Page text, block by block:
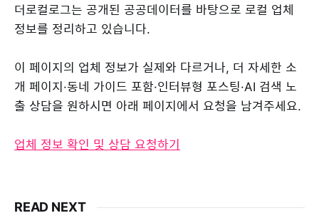
더로컬로그는 공개된 공공데이터를 바탕으로 로컬 업체
정보를 정리하고 있습니다.
이 페이지의 업체 정보가 실제와 다르거나, 더 자세한 소
개 페이지·동네 가이드 포함·인터뷰형 포스팅·AI 검색 노
출 상담을 원하시면 아래 페이지에서 요청을 남겨주세요.
업체 정보 확인 및 상담 요청하기
READ NEXT